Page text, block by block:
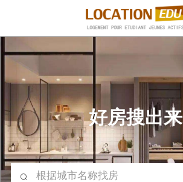
好房搜出来
根据城市名称找房